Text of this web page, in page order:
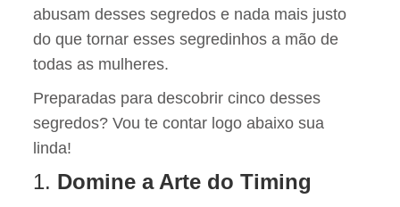
abusam desses segredos e nada mais justo
do que tornar esses segredinhos a mão de
todas as mulheres.
Preparadas para descobrir cinco desses
segredos? Vou te contar logo abaixo sua
linda!
1. Domine a Arte do Timing